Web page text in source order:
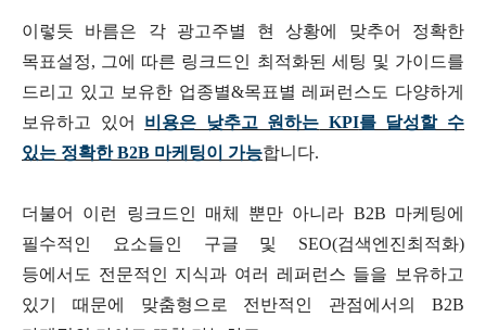
이렇듯 바름은 각 광고주별 현 상황에 맞추어 정확한
목표설정, 그에 따른 링크드인 최적화된 세팅 및 가이드를
드리고 있고 보유한 업종별&목표별 레퍼런스도 다양하게
보유하고 있어 비용은 낮추고 원하는 KPI를 달성할 수
있는 정확한B2B 마케팅이 가능합니다.
더불어 이런 링크드인 매체 뿐만 아니라 B2B 마케팅에
필수적인 요소들인 구글 및
SEO(검색엔진최적화)
등에서도 전문적인 지식과 여러 레퍼런스 들을 보유하고
있기 때문에 맞춤형으로 전반적인 관점에서의
B2B